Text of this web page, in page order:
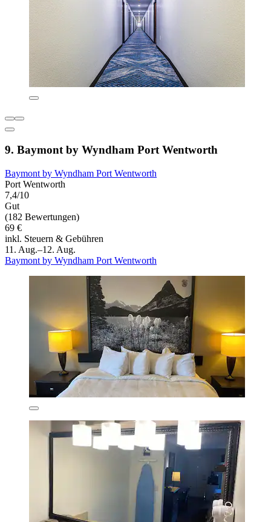
9. Baymont by Wyndham Port Wentworth
Baymont by Wyndham Port Wentworth
Port Wentworth
7,4/10
Gut
(182 Bewertungen)
69 €
inkl. Steuern & Gebühren
11. Aug.–12. Aug.
Baymont by Wyndham Port Wentworth